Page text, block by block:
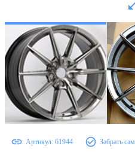
Артикул: 61944 Забрать